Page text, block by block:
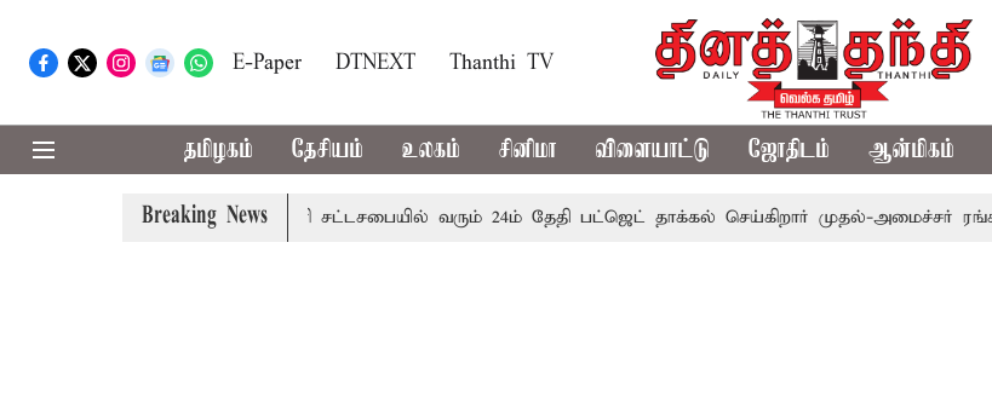
E-Paper DTNEXT Thanthi TV
தமிழகம் தேசியம் உலகம் சினிமா விளையாட்டு ஜோதிடம் ஆன்மிகம்
Breaking News
புதுச்சேரி சட்டசபையில் வரும் 24ம் தேதி பட்ஜெட் தாக்கல் செய்கிறார் முதல்-அமைச்சர் ரங்கசாமி